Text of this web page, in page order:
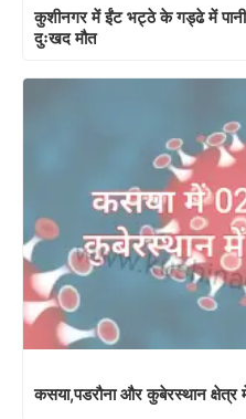
कुशीनगर में ईंट भट्ठे के गड्ढे में
दुःखद मौत
कसया,पडरौना और कुबेरस्थान